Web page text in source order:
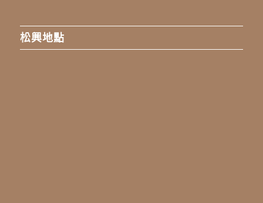
松興地點